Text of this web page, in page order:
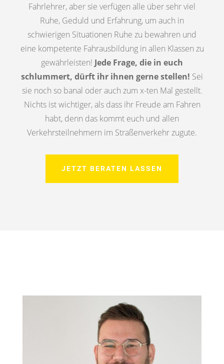
Fahrlehrer, aber sie verfügen alle über sehr viel
Ruhe, Geduld und Erfahrung, um auch in
schwierigen Situationen Ruhe zu bewahren und
eine kompetente Fahrausbildung in allen Klassen zu
gewährleisten! Jede Frage, die in euch
schlummert, dürft ihr ihnen gerne stellen! Sei
sie noch so banal oder auch zum x-ten Mal gestellt.
Nichts ist wichtiger, als dass ihr Freude am Fahren
habt, denn das kommt euch und allen
Verkehrsteilnehmern im Straßenverkehr zugute.
JETZT BERATEN LASSEN